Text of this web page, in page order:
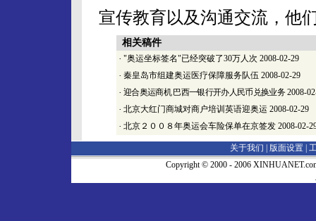
宣传教育以及沟通交流，他
相关稿件
· "奥运坐标签名"已经突破了30万人次 2008-02-29
· 秦皇岛市组建奥运医疗保障服务队伍 2008-02-29
· 迎合奥运商机 巴西一银行开办人民币兑换业务2008-
· 北京大红门商城对商户培训英语迎奥运 2008-02-29
· 北京２００８年奥运会车险保单在京签发 2008-02-
关于我们 | 版面设置
Copyright © 2000 - 2006